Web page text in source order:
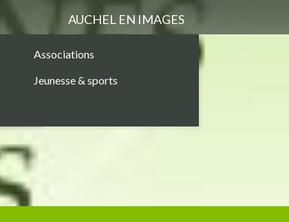
Associations
Jeunesse & sports
AUCHEL EN IMAGES